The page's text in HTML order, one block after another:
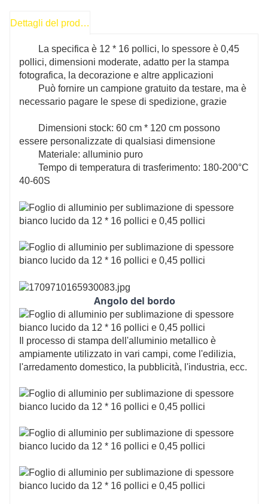
Dettagli del prodotto
La specifica è 12 * 16 pollici, lo spessore è 0,45
pollici, dimensioni moderate, adatto per la stampa
fotografica, la decorazione e altre applicazioni
Può fornire un campione gratuito da testare, ma è
necessario pagare le spese di spedizione, grazie
Dimensioni stock: 60 cm * 120 cm possono
essere personalizzate di qualsiasi dimensione
Materiale: alluminio puro
Tempo di temperatura di trasferimento: 180-200°C
40-60S
Angolo del bordo
Il processo di stampa dell'alluminio metallico è
ampiamente utilizzato in vari campi, come l'edilizia,
l'arredamento domestico, la pubblicità, l'industria, ecc.